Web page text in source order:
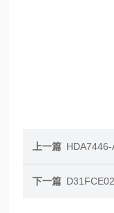
上一篇 HDA7446-A-
下一篇